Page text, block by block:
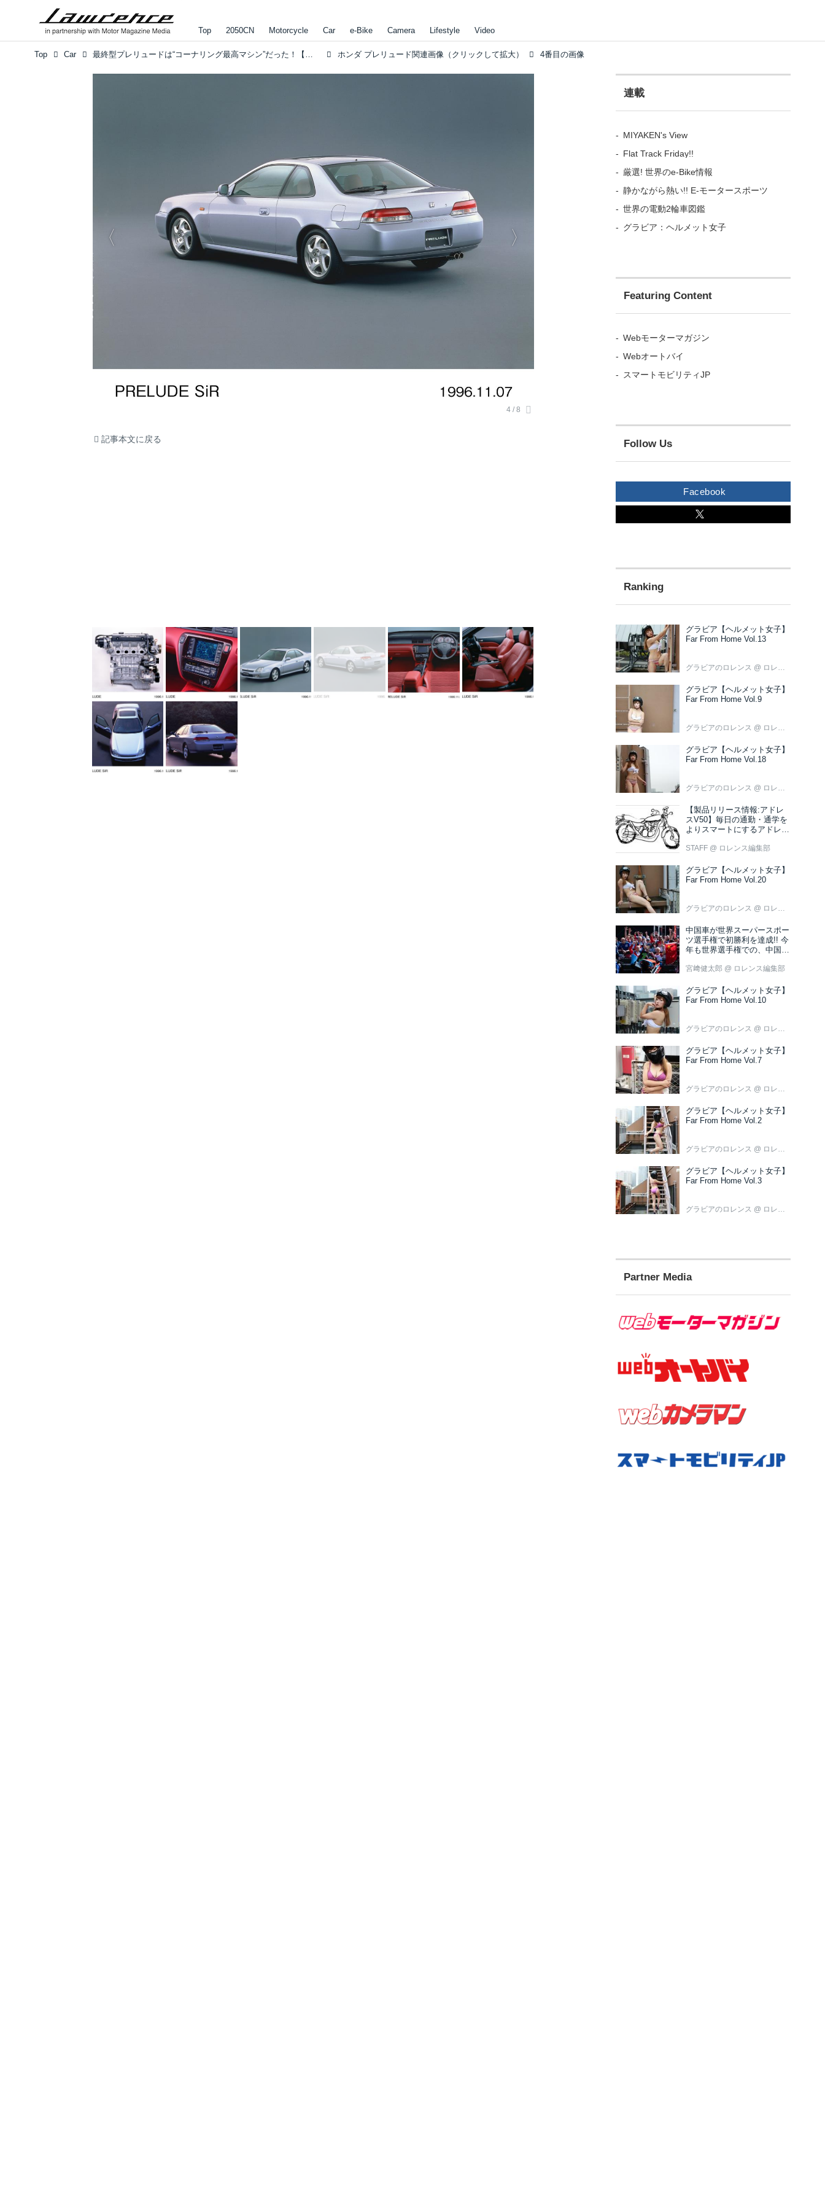
Top 2050CN Motorcycle Car e-Bike Camera Lifestyle Video
Top Car 最終型プレリュードは“コーナリング最高マシン”だった！【みんなの知らないホンダvol.16】 ホンダ プレリュード関連画像（クリックして拡大） 4番目の画像
記事本文に戻る
連載
MIYAKEN's View
Flat Track Friday!!
厳選! 世界のe-Bike情報
静かながら熱い!! E-モータースポーツ
世界の電動2輪車図鑑
グラビア：ヘルメット女子
Featuring Content
Webモーターマガジン
Webオートバイ
スマートモビリティJP
Follow Us
Facebook
グラビア【ヘルメット女子】
Far From Home Vol.13
グラビアのロレンス @ ロレンス編集部
グラビア【ヘルメット女子】
Far From Home Vol.9
グラビアのロレンス @ ロレンス編集部
グラビア【ヘルメット女子】
Far From Home Vol.18
グラビアのロレンス @ ロレンス編集部
【製品リリース情報:アドレ
スV50】毎日の通勤・通学を
よりスマートにするアドレス
STAFF @ ロレンス編集部
グラビア【ヘルメット女子】
Far From Home Vol.20
グラビアのロレンス @ ロレンス編集部
中国車が世界スーパースポー
ツ選手権で初勝利を達成!! 今
年も世界選手権での、中国車
宮﨑健太郎 @ ロレンス編集部
グラビア【ヘルメット女子】
Far From Home Vol.10
グラビアのロレンス @ ロレンス編集部
グラビア【ヘルメット女子】
Far From Home Vol.7
グラビアのロレンス @ ロレンス編集部
グラビア【ヘルメット女子】
Far From Home Vol.2
グラビアのロレンス @ ロレンス編集部
グラビア【ヘルメット女子】
Far From Home Vol.3
グラビアのロレンス @ ロレンス編集部
Partner Media